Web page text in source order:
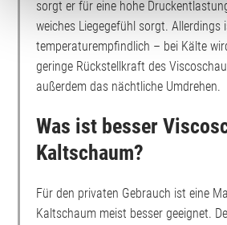
sorgt er für eine hohe
weiches Liegegefühl sorgt. Allerdings
temperaturempfindlich – bei Kälte
geringe Rückstellkraft des
außerdem das nächtliche Umdrehen.
Was ist besser
Kaltschaum?
Für den privaten Gebrauch ist eine
Kaltschaum meist besser geeignet.